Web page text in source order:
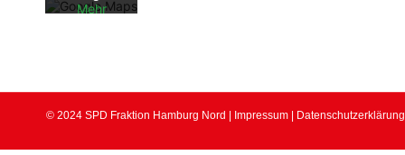
Mehr
Google
© 2024 SPD Fraktion Hamburg Nord | Impressum | Datenschutzerklärung